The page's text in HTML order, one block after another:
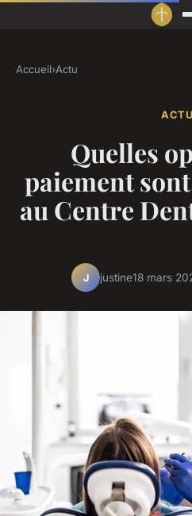
Accueil›Actu
ACTU
Quelles
paiement
au Centre
J justine18 mars